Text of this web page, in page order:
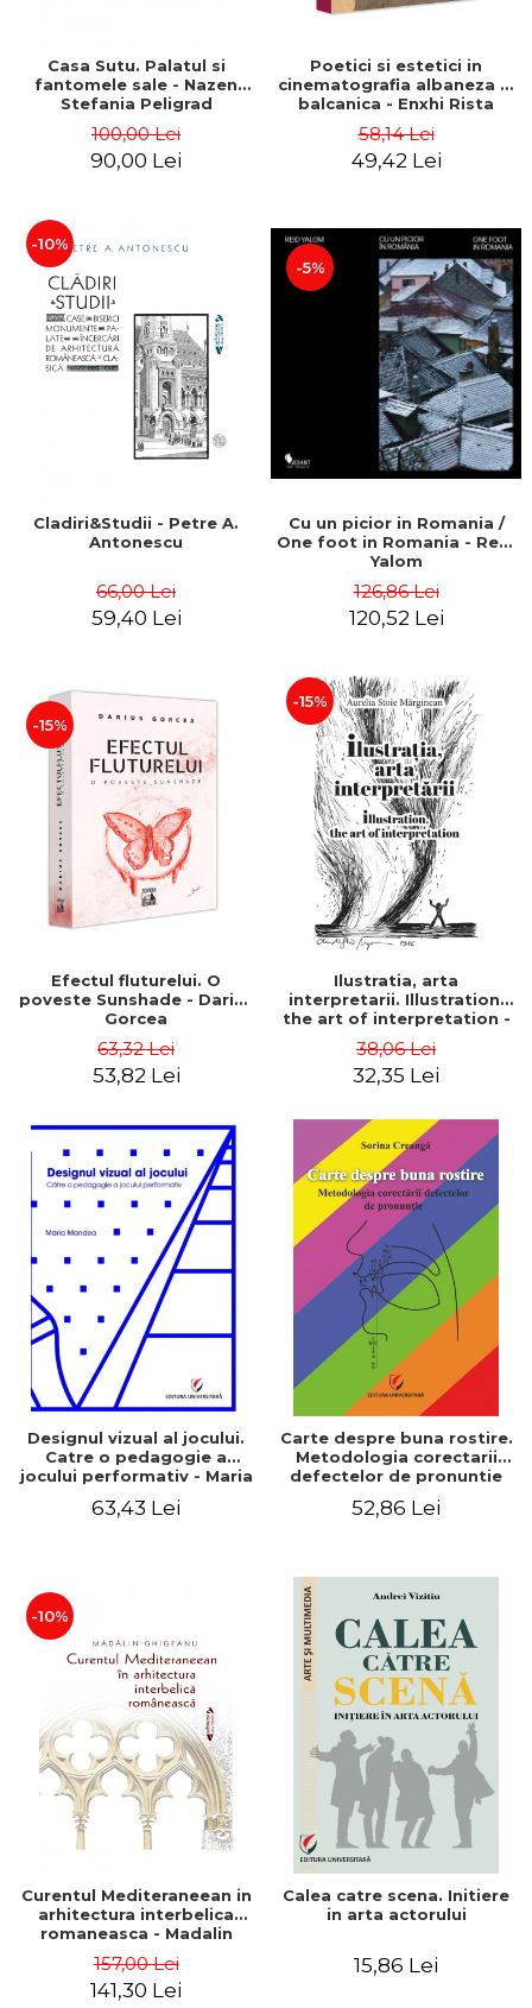
Casa Sutu. Palatul si
fantomele sale - Nazen
Stefania Peligrad
100,00 Lei
90,00 Lei
Poetici si estetici in
cinematografia albaneza si
balcanica - Enxhi Rista
58,14 Lei
49,42 Lei
-10%
Cladiri&Studii - Petre A.
Antonescu
66,00 Lei
59,40 Lei
-5%
Cu un picior in Romania /
One foot in Romania - Reid
Yalom
126,86 Lei
120,52 Lei
-15%
Efectul fluturelui. O
poveste Sunshade - Darius
Gorcea
63,32 Lei
53,82 Lei
-15%
Ilustratia, arta
interpretarii. Illustration,
the art of interpretation -
38,06 Lei
32,35 Lei
Designul vizual al jocului.
Catre o pedagogie a
jocului performativ - Maria
63,43 Lei
Carte despre buna rostire.
Metodologia corectarii
defectelor de pronuntie
52,86 Lei
-10%
Curentul Mediteraneean in
arhitectura interbelica
romaneasca - Madalin
157,00 Lei
141,30 Lei
Calea catre scena. Initiere
in arta actorului
15,86 Lei